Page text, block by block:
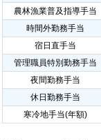
農林漁業普及指導手当
時間外勤務手当
宿日直手当
管理職員特別勤務手当
夜間勤務手当
休日勤務手当
寒冷地手当(年額)